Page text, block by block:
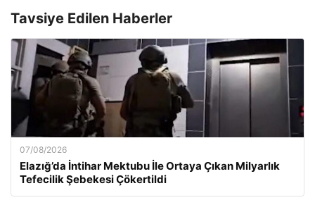
Tavsiye Edilen Haberler
07/08/2026
Elazığ’da İntihar Mektubu İle Ortaya Çıkan Milyarlık
Tefecilik Şebekesi Çökertildi